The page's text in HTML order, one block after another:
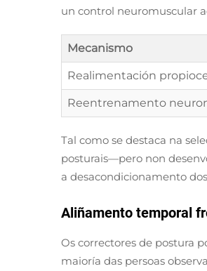
un control neuromuscular
Mecanismo
Realimentación
Reentrenamento
Tal como se destaca na
posturais—pero non
a desacondicionamento
Aliñamento temporal
Os correctores de postura
maioría das persoas